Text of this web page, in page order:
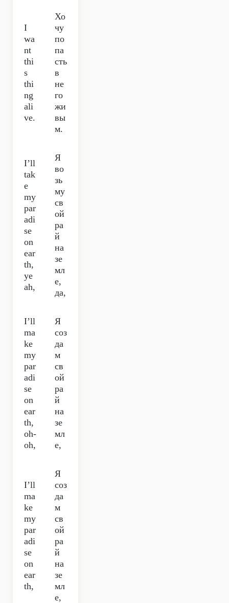
I
wa
nt
thi
s
thi
ng
ali
ve.
Хо
чу
по
па
сть
в
не
го
жи
вы
м.
I’ll
tak
e
my
par
adi
se
on
ear
th,
ye
ah,
Я
во
зь
му
св
ой
ра
й
на
зе
мл
е,
да,
I’ll
ma
ke
my
par
adi
se
on
ear
th,
oh-
oh,
Я
соз
да
м
св
ой
ра
й
на
зе
мл
е,
I’ll
ma
ke
my
par
adi
se
on
ear
th,
Я
соз
да
м
св
ой
ра
й
на
зе
мл
е,